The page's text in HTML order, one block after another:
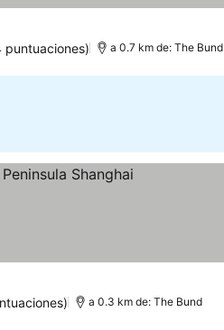
puntuaciones) a 0.7 km de: The Bund
a 0.3 km de: The Bund